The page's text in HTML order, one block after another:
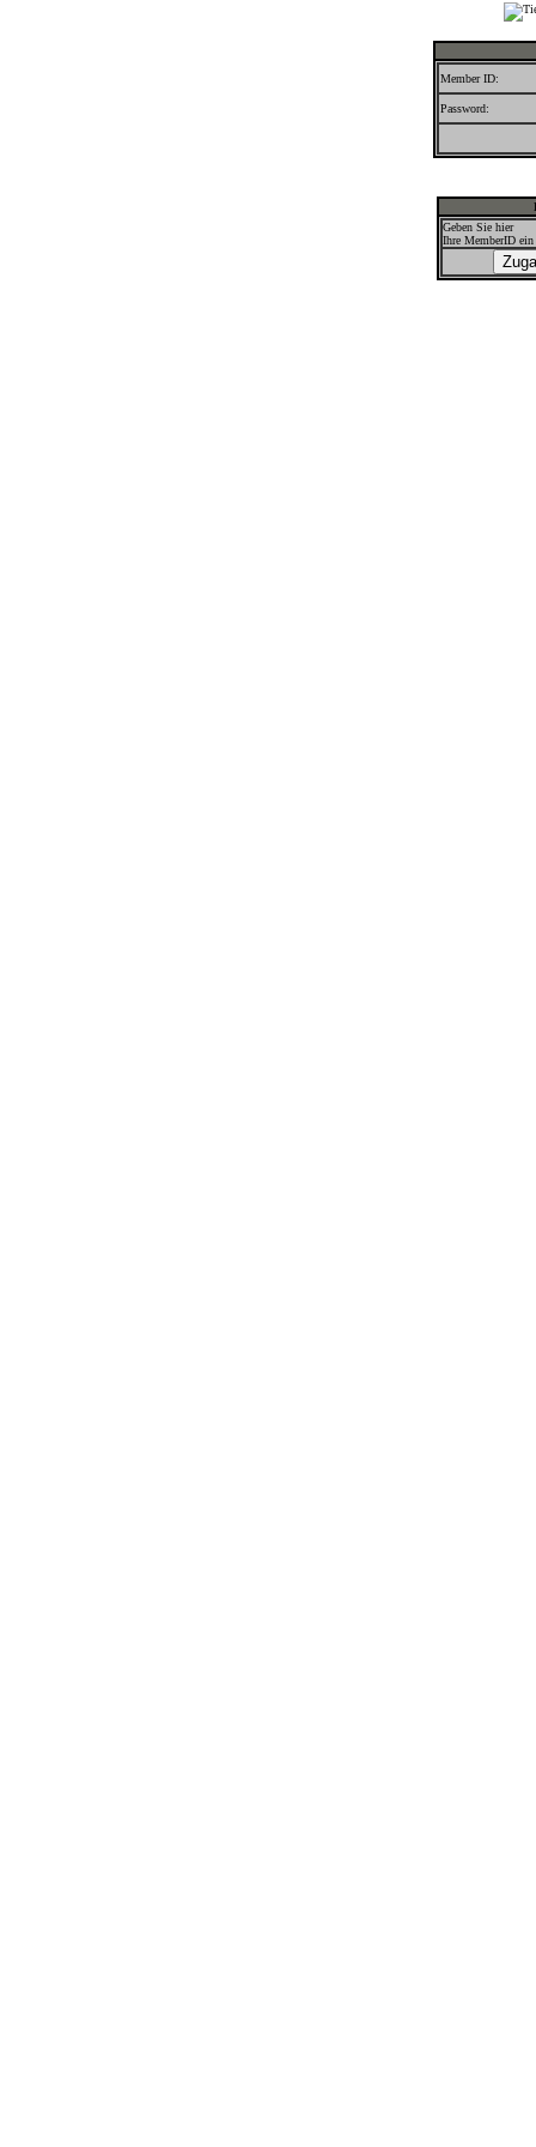
Member ID:
Password:
Geben Sie hier
Ihre MemberID ein